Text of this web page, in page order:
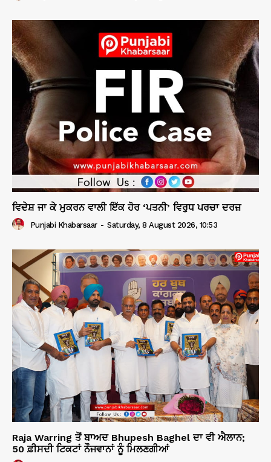
ਵਿਦੇਸ਼ ਜਾ ਕੇ ਮੁਕਰਨ ਵਾਲੀ ਇੱਕ ਹੋਰ ‘ਪਤਨੀ’ ਵਿਰੁਧ ਪਰਚਾ ਦਰਜ਼
Punjabi Khabarsaar - Saturday, 8 August 2026, 10:53
Raja Warring ਤੋਂ ਬਾਅਦ Bhupesh Baghel ਦਾ ਵੀ ਐਲਾਨ;
50 ਫ਼ੀਸਦੀ ਟਿਕਟਾਂ ਨੌਜਵਾਨਾਂ ਨੂੰ ਮਿਲਣਗੀਆਂ